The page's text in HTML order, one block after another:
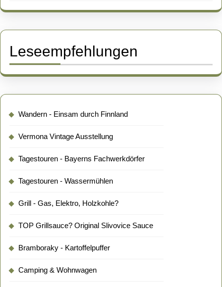
Leseempfehlungen
Wandern - Einsam durch Finnland
Vermona Vintage Ausstellung
Tagestouren - Bayerns Fachwerkdörfer
Tagestouren - Wassermühlen
Grill - Gas, Elektro, Holzkohle?
TOP Grillsauce? Original Slivovice Sauce
Bramboraky - Kartoffelpuffer
Camping & Wohnwagen